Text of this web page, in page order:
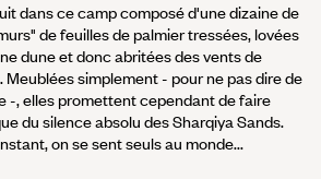
dans ce camp composé d'une dizaine de
de feuilles de palmier tressées, lovées
dune et donc abritées des vents de
Meublées simplement - pour ne pas dire de
-, elles promettent cependant de faire
du silence absolu des Sharqiya Sands.
on se sent seuls au monde...